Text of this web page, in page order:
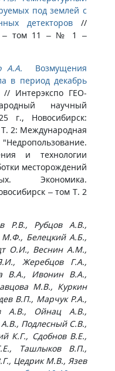
под землей с
детекторов //
– том 11 – № 1 –
А.А.
Возмущения
в период декабрь
// Интерэкспо ГЕО-
научный
г., Новосибирск:
2: Международная
и технологии
месторождений
Экономика.
– том Т. 2
Р.В., Рубцов А.В.,
М.Ф., Белецкий А.Б.,
О.И., Веснин А.М.,
Жеребцов Г.А.,
В.А., Ивонин В.А.,
М.В., Куркин
В.П., Марчук Р.А.,
А.В., Ойнац А.В.,
Подлесный С.В.,
К.Г., Сдобнов В.Е.,
Ташлыков В.П.,
Цедрик М.В., Язев